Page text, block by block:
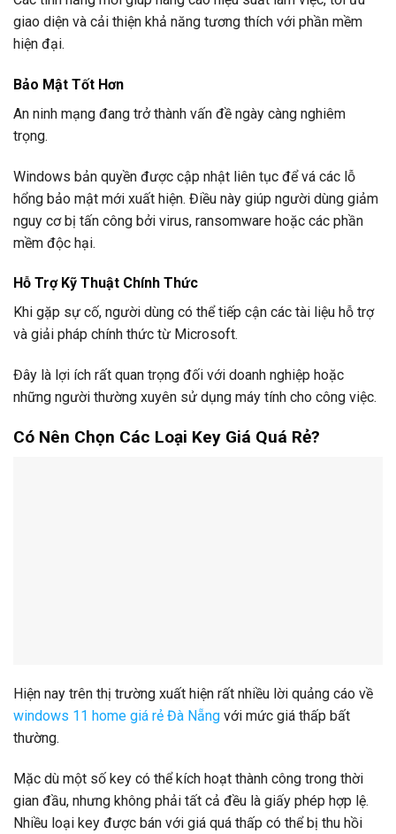
giao diện và cải thiện khả năng tương thích với phần mềm
hiện đại.
Bảo Mật Tốt Hơn
An ninh mạng đang trở thành vấn đề ngày càng nghiêm
trọng.
Windows bản quyền được cập nhật liên tục để vá các lỗ
hổng bảo mật mới xuất hiện. Điều này giúp người dùng giảm
nguy cơ bị tấn công bởi virus, ransomware hoặc các phần
mềm độc hại.
Hỗ Trợ Kỹ Thuật Chính Thức
Khi gặp sự cố, người dùng có thể tiếp cận các tài liệu hỗ trợ
và giải pháp chính thức từ Microsoft.
Đây là lợi ích rất quan trọng đối với doanh nghiệp hoặc
những người thường xuyên sử dụng máy tính cho công việc.
Có Nên Chọn Các Loại Key Giá Quá Rẻ?
Hiện nay trên thị trường xuất hiện rất nhiều lời quảng cáo về
windows 11 home giá rẻ Đà Nẵng với mức giá thấp bất
thường.
Mặc dù một số key có thể kích hoạt thành công trong thời
gian đầu, nhưng không phải tất cả đều là giấy phép hợp lệ.
Nhiều loại key được bán với giá quá thấp có thể bị thu hồi